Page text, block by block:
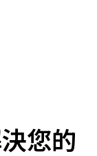
您的